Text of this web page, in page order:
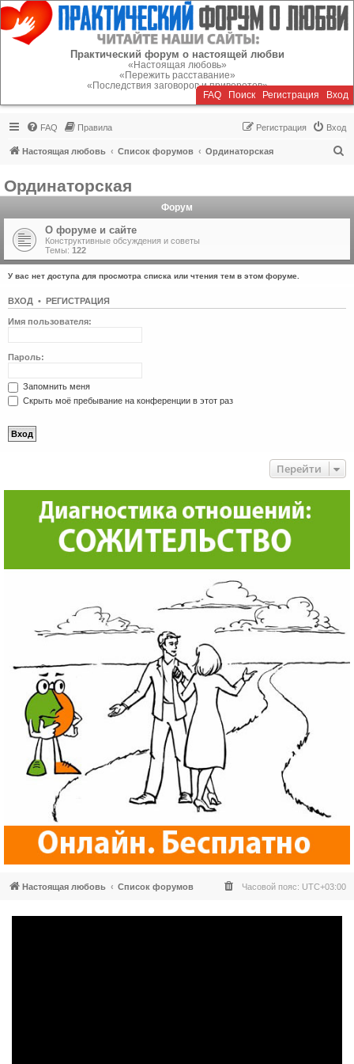
Регистрация
Практический форум о настоящей любви
«Настоящая любовь»
«Пережить расставание»
«Последствия заговоров и приворотов»
FAQ Поиск Регистрация Вход
FAQ Правила Вход
Регистрация
Настоящая любовь Список форумов Ординаторская
Ординаторская
Форум
О форуме и сайте
Конструктивные обсуждения и советы
Темы: 122
У вас нет доступа для просмотра списка или чтения тем в этом форуме.
ВХОД • РЕГИСТРАЦИЯ
Имя пользователя:
Пароль:
Запомнить меня
Скрыть моё пребывание на конференции в этот раз
Перейти
Настоящая любовь Список форумов Часовой пояс: UTC+03:00